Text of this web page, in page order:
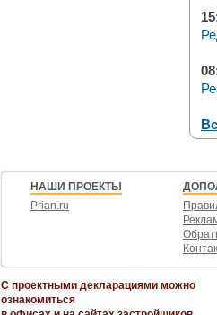
НАШИ ПРОЕКТЫ
Prian.ru
С проектными декларациями можно
ознакомиться